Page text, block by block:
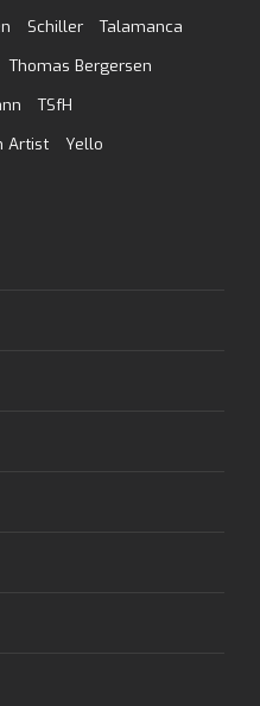
Schiller
Talamanca
Thomas Bergersen
TSfH
Artist Yello